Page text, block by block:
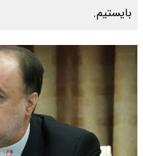
بایستیم.